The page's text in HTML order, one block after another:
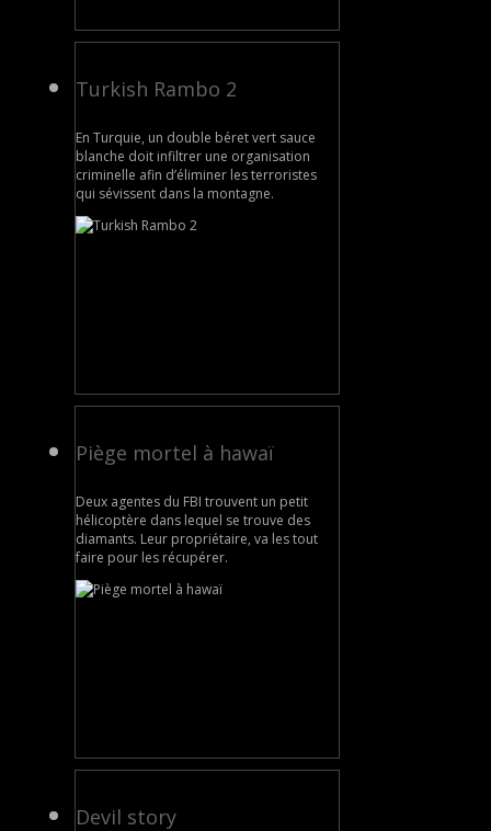
Turkish Rambo 2
En Turquie, un double béret vert sauce
blanche doit infiltrer une organisation
criminelle afin d’éliminer les terroristes
qui sévissent dans la montagne.
Piège mortel à hawaï
Deux agentes du FBI trouvent un petit
hélicoptère dans lequel se trouve des
diamants. Leur propriétaire, va les tout
faire pour les récupérer.
Devil story